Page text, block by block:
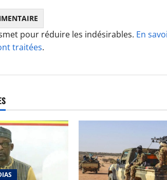
pour réduire les indésirables. En
traitées.